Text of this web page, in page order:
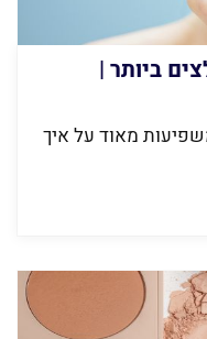
מומלצים ביותר |
מאוד על איך